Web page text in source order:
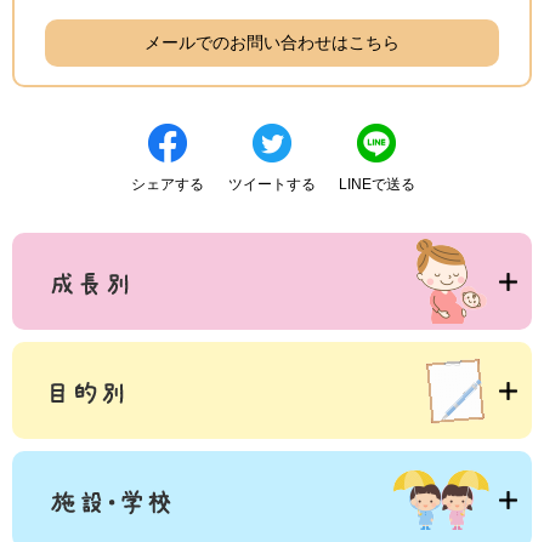
メールでのお問い合わせはこちら
シェアする ツイートする LINEで送る